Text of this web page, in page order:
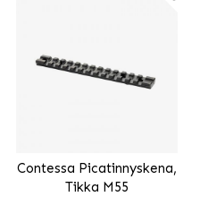
Contessa Picatinnyskena,
Tikka M55